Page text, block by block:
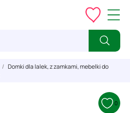
Domki dla lalek, z zamkami, mebelki do
0